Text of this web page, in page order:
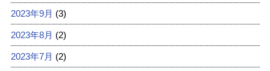
2023年9月 (3)
2023年8月 (2)
2023年7月 (2)